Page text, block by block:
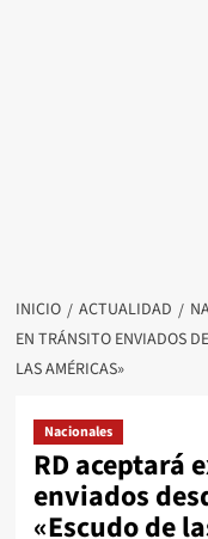
INICIO ACTUALIDAD
EN TRÁNSITO ENVIADOS
LAS AMÉRICAS»
Nacionales
RD aceptará
enviados
«Escudo de